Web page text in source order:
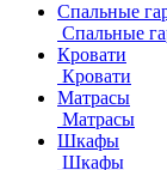
Спальные
Спальные
Кровати
Кровати
Матрасы
Матрасы
Шкафы
Шкафы